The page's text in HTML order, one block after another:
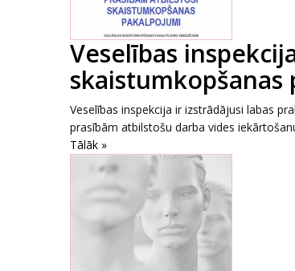
Veselības
Veselības inspekcija ir izstrādājusi labas
prasībām atbilstošu darba vides
Tālāk »